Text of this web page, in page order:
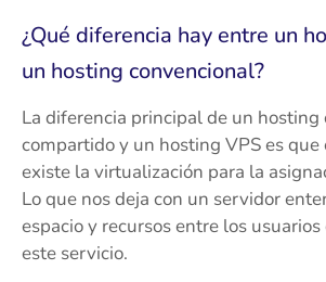
¿Qué diferencia hay entre un
un hosting convencional?
La diferencia principal de un hosting
compartido y un hosting VPS es
existe la virtualización para la
Lo que nos deja con un servidor
espacio y recursos entre los
este servicio.